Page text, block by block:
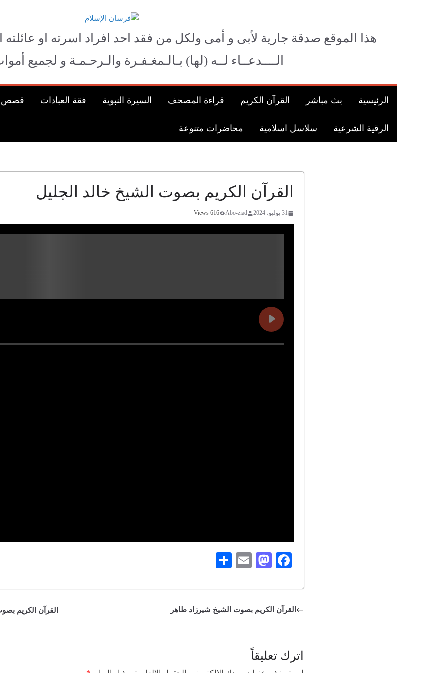
هذا الموقع صدقة جارية لأبى و أمى ولكل من فقد احد افراد اسرته او عائلته
الــــدعــاء لــه (لها) بـالـمغـفـرة والـرحـمـة و لجميع
الرئيسية بث مباشر القرآن الكريم قراءة المصحف السيرة النبوية فقة العبادات قصص
الرقية الشرعية سلاسل اسلامية محاضرات متنوعة
القرآن الكريم بصوت الشيخ خالد الجليل
31 يوليو، 2024 Abo-ziad
616 Views
Fa
bo
ok
M
to
do
E
ail
re
القرآن الكريم بصوت الشيخ شيرزاد طاهر القرآن الكريم
اترك تعليقاً